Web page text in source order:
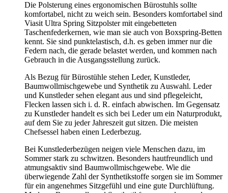
Die Polsterung eines ergonomischen Bürostuhls sollte
komfortabel, nicht zu weich sein. Besonders komfortabel sind
Viasit Ultra Spring Sitzpolster mit eingebetteten
Taschenfederkernen, wie man sie auch von Boxspring-Betten
kennt. Sie sind punktelastisch, d.h. es geben immer nur die
Federn nach, die gerade belastet werden, und kommen nach
Gebrauch in die Ausgangsstellung zurück.
Als Bezug für Bürostühle stehen Leder, Kunstleder,
Baumwollmischgewebe und Synthetik zu Auswahl. Leder
und Kunstleder sehen elegant aus und sind pflegeleicht,
Flecken lassen sich i. d. R. einfach abwischen. Im Gegensatz
zu Kunstleder handelt es sich bei Leder um ein Naturprodukt,
auf dem Sie zu jeder Jahreszeit gut sitzen. Die meisten
Chefsessel haben einen Lederbezug.
Bei Kunstlederbezügen neigen viele Menschen dazu, im
Sommer stark zu schwitzen. Besonders hautfreundlich und
atmungsaktiv sind Baumwollmischgewebe. Wie die
überwiegende Zahl der Synthetikstoffe sorgen sie im Sommer
für ein angenehmes Sitzgefühl und eine gute Durchlüftung.